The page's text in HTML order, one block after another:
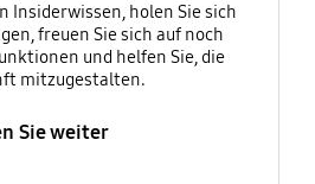
Insiderwissen, holen Sie sich
freuen Sie sich auf noch
und helfen Sie, die
mitzugestalten.
Sie weiter